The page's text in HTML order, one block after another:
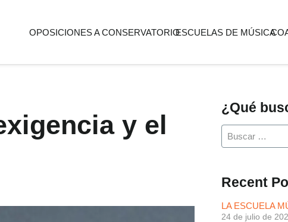
OPOSICIONES A CONSERVATORIOESCUELAS DE MÚSICA
y el
¿Qué
Buscar:
Recent
LA ESCUELA
24 de julio de